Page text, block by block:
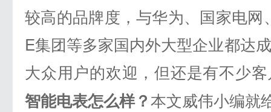
较高的品牌度，与华为、国家电
E集团等多家国内外大型企业都达
大众用户的欢迎，但还是有不少
智能电表怎么样？本文威伟小编就